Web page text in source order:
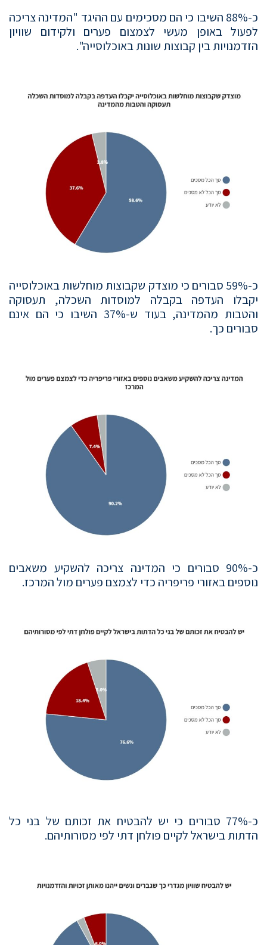
כ-88% השיבו כי הם מסכימים עם ההיגד "המדינה צריכה
לפעול באופן מעשי לצמצום פערים ולקידום שוויון
הזדמנויות בין קבוצות שונות באוכלוסייה".
כ-59% סבורים כי מוצדק שקבוצות מוחלשות באוכלוסייה
יקבלו העדפה בקבלה למוסדות השכלה, תעסוקה
והטבות מהמדינה, בעוד ש-37% השיבו כי הם אינם
סבורים כך.
כ-90% סבורים כי המדינה צריכה להשקיע משאבים
נוספים באזורי פריפריה כדי לצמצם פערים מול המרכז.
כ-77% סבורים כי יש להבטיח את זכותם של בני כל
הדתות בישראל לקיים פולחן דתי לפי מסורותיהם.